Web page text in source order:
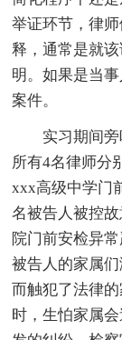
举证环节，律
释，通常是就
明。如果是当
案件。
实习期间旁
所有4名律师分
xxx高级中学门
名被告人被控
院门前安检异
被告人的家属
而触犯了法律
时，生怕家属